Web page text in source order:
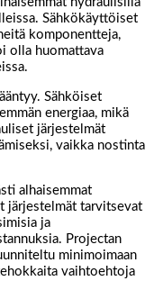
Sähkökäyttöiset
komponentteja,
olla huomattava
Sähköiset
energiaa, mikä
järjestelmät
vaikka nostinta
alhaisemmat
järjestelmät tarvitsevat
ja
Projectan
minimoimaan
vaihtoehtoja